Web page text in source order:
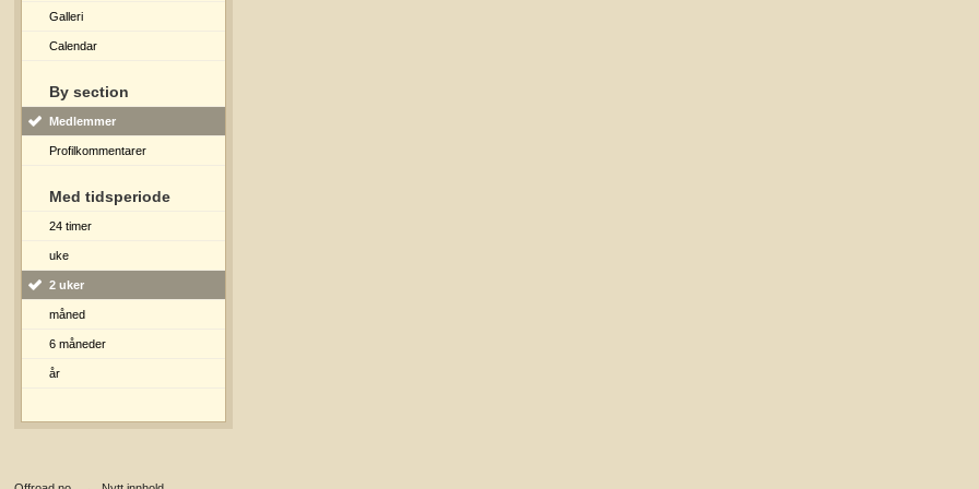
Galleri
Calendar
By section
Medlemmer
Profilkommentarer
Med tidsperiode
24 timer
uke
2 uker
måned
6 måneder
år